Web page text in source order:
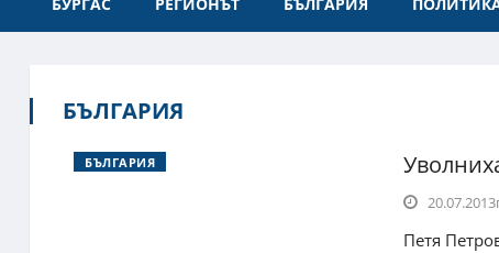
БЪЛГАРИЯ
БЪЛГАРИЯ
Петя